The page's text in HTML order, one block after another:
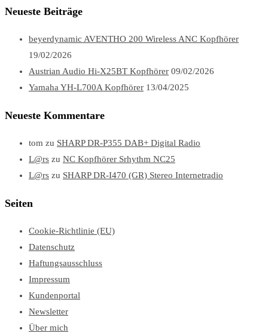
Neueste Beiträge
beyerdynamic AVENTHO 200 Wireless ANC Kopfhörer
19/02/2026
Austrian Audio Hi-X25BT Kopfhörer 09/02/2026
Yamaha YH-L700A Kopfhörer 13/04/2025
Neueste Kommentare
tom zu SHARP DR-P355 DAB+ Digital Radio
L@rs zu NC Kopfhörer Srhythm NC25
L@rs zu SHARP DR-I470 (GR) Stereo Internetradio
Seiten
Cookie-Richtlinie (EU)
Datenschutz
Haftungsausschluss
Impressum
Kundenportal
Newsletter
Über mich